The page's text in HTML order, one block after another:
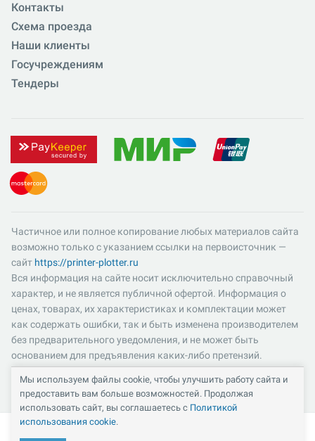
Контакты
Схема проезда
Наши клиенты
Госучреждениям
Тендеры
Частичное или полное копирование любых материалов сайта
возможно только с указанием ссылки на первоисточник —
сайт https://printer-plotter.ru
Вся информация на сайте носит исключительно справочный
характер, и не является публичной офертой. Информация о
ценах, товарах, их характеристиках и комплектации может
как содержать ошибки, так и быть изменена производителем
без предварительного уведомления, и не может быть
основанием для предъявления каких-либо претензий.
Пожалуйста, уточняйте существенные для вас характеристики
и компоненты комплектации товаров. Все цены указаны в
российских рублях и включают в себя НДС 22%.
Мы используем файлы cookie, чтобы улучшить работу сайта и
предоставить вам больше возможностей. Продолжая
использовать сайт, вы соглашаетесь с Политикой
использования cookie.